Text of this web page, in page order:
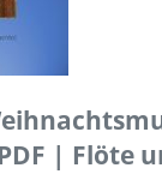
| Flöte